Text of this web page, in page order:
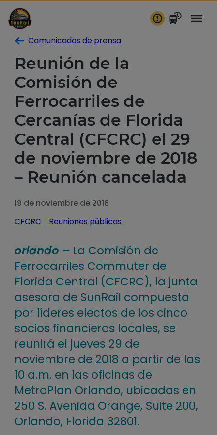
saltar
contenido
Comunicados de prensa
Reunión de la
Comisión de
Ferrocarriles de
Cercanías de Florida
Central (CFCRC) el 29
de noviembre de 2018
– Reunión cancelada
19 de noviembre de 2018
CFCRC
Reuniones públicas
orlando – La Comisión de
Ferrocarriles Commuter de
Florida Central (CFCRC), la junta
asesora de SunRail compuesta
por líderes electos de los cinco
socios financieros locales, se
reunirá el jueves 29 de
noviembre de 2018 a partir de las
10 a.m. en las oficinas de
MetroPlan Orlando, ubicadas en
250 S. Avenida Orange, Suite 200,
Orlando, Florida 32801.